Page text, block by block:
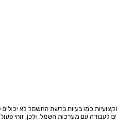
כמו בעיות ברשת החשמל לא
לעבודה עם מערכות חשמל. ולכן, זוהי